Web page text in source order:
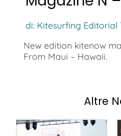
di: Kitesurfing Editorial
New edition kitenow
From Maui – Hawaii.
Altre